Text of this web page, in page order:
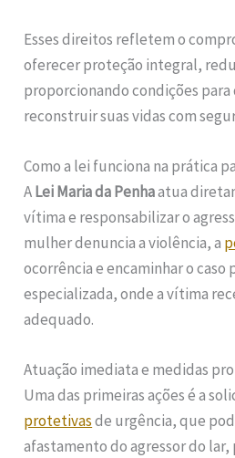
Esses direitos refletem o
oferecer proteção integral,
proporcionando condições
reconstruir suas vidas com
Como a lei funciona na prática
ALei Maria da Penhaatua
vítima e responsabilizar o
mulher denuncia a violência, a
ocorrência e encaminhar o caso
especializada, onde a vítima
adequado.
Atuação imediata e medidas
Uma das primeiras ações é a
protetivasde urgência, que
afastamento do agressor do